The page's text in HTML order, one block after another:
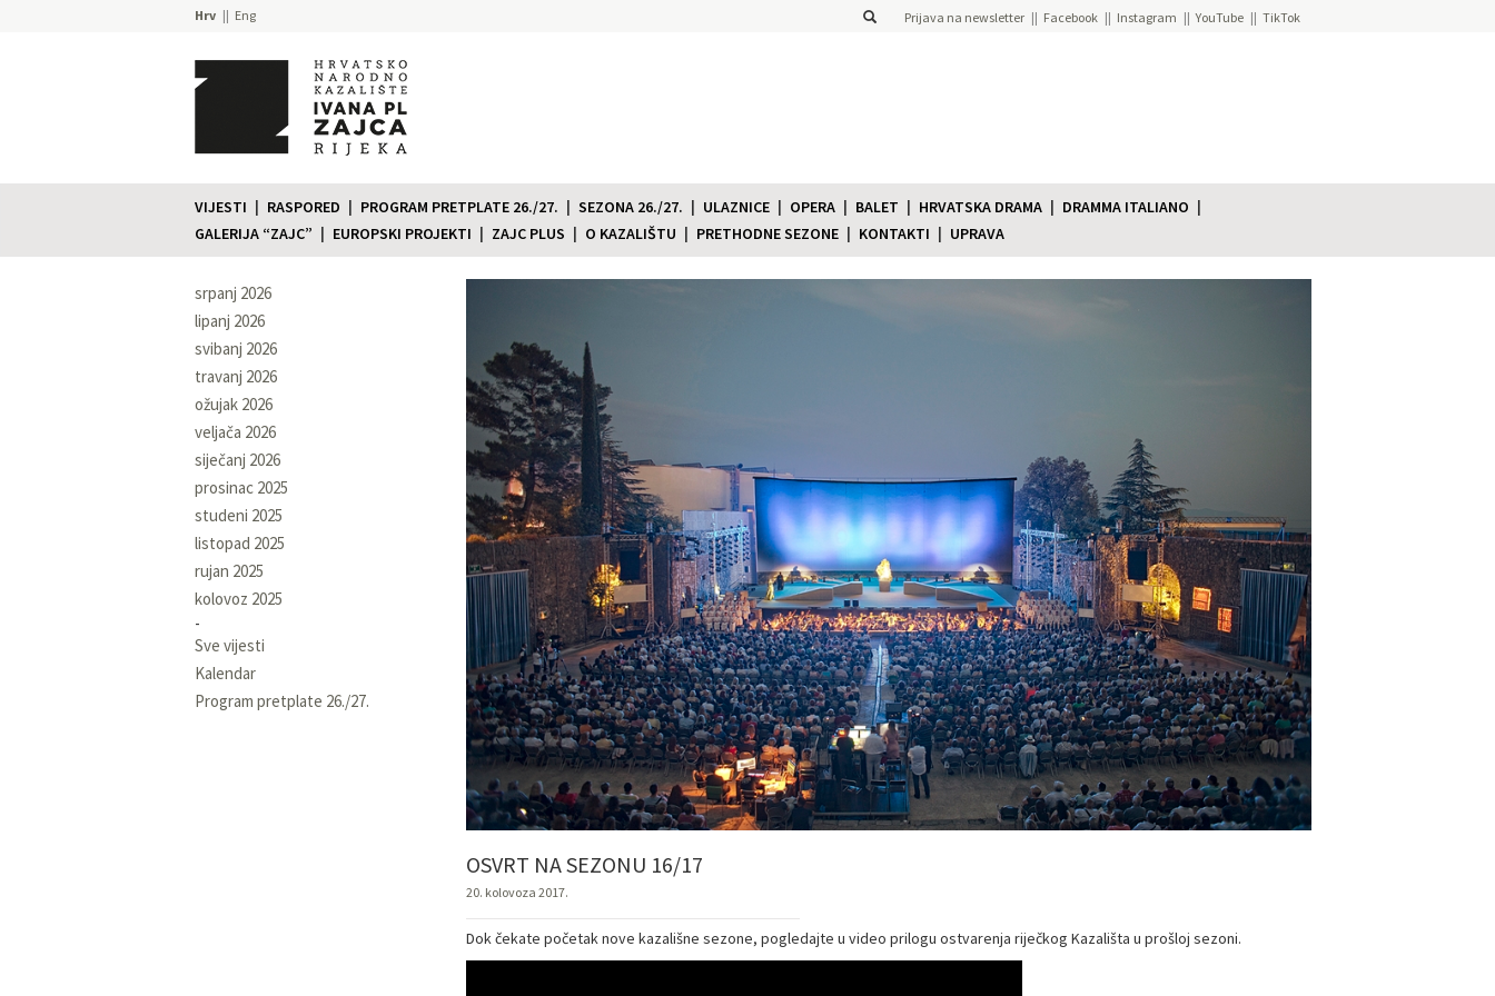
Hrv Eng Prijava na newsletter Facebook Instagram YouTube TikTok
VIJESTI RASPORED PROGRAM PRETPLATE 26./27. SEZONA 26./27. ULAZNICE OPERA BALET HRVATSKA DRAMA
DRAMMA ITALIANO
GALERIJA “ZAJC”
EUROPSKI PROJEKTI ZAJC PLUS O KAZALIŠTU PRETHODNE SEZONE KONTAKTI UPRAVA
srpanj 2026
lipanj 2026
svibanj 2026
travanj 2026
ožujak 2026
veljača 2026
siječanj 2026
prosinac 2025
studeni 2025
listopad 2025
rujan 2025
kolovoz 2025
Sve vijesti
Kalendar
Program pretplate 26./27.
OSVRT NA SEZONU 16/17
20. kolovoza 2017.
Dok čekate početak nove kazališne sezone, pogledajte u video prilogu ostvarenja riječkog Kazališta u prošloj sezoni.